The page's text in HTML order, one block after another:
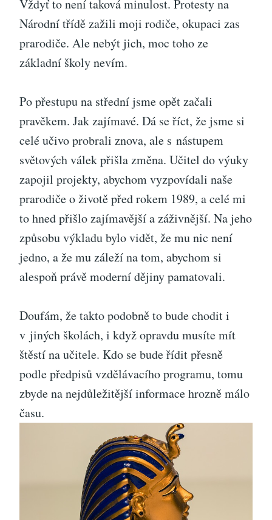
Vždyť to není taková minulost. Protesty na
Národní třídě zažili moji rodiče, okupaci zas
prarodiče. Ale nebýt jich, moc toho ze
základní školy nevím.
Po přestupu na střední jsme opět začali
pravěkem. Jak zajímavé. Dá se říct, že jsme si
celé učivo probrali znova, ale s nástupem
světových válek přišla změna. Učitel do výuky
zapojil projekty, abychom vyzpovídali naše
prarodiče o životě před rokem 1989, a celé mi
to hned přišlo zajímavější a záživnější. Na jeho
způsobu výkladu bylo vidět, že mu nic není
jedno, a že mu záleží na tom, abychom si
alespoň právě moderní dějiny pamatovali.
Doufám, že takto podobně to bude chodit i
v jiných školách, i když opravdu musíte mít
štěstí na učitele. Kdo se bude řídit přesně
podle předpisů vzdělávacího programu, tomu
zbyde na nejdůležitější informace hrozně málo
času.